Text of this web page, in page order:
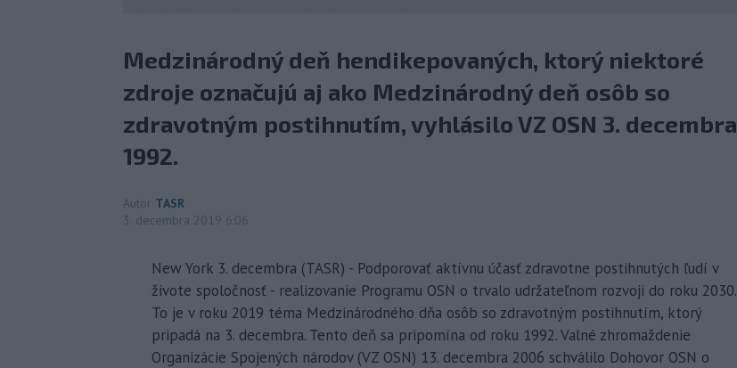
Medzinárodný deň hendikepovaných, ktorý niektoré
zdroje označujú aj ako Medzinárodný deň osôb so
zdravotným postihnutím, vyhlásilo VZ OSN 3. decembra
1992.
Autor TASR
3. decembra 2019 6:06
New York 3. decembra (TASR) - Podporovať aktívnu účasť zdravotne postihnutých ľudí v
živote spoločnosť - realizovanie Programu OSN o trvalo udržateľnom rozvoji do roku 2030.
To je v roku 2019 téma Medzinárodného dňa osôb so zdravotným postihnutím, ktorý
pripadá na 3. decembra. Tento deň sa pripomína od roku 1992. Valné zhromaždenie
Organizácie Spojených národov (VZ OSN) 13. decembra 2006 schválilo Dohovor OSN o